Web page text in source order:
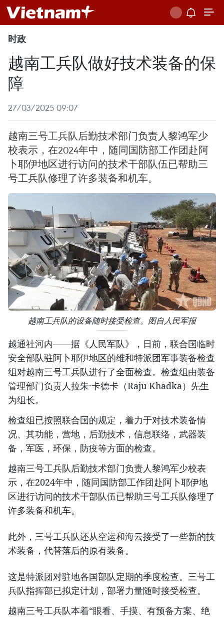
时政
越南工兵队做好技术装备的保
障
27/03/2025 09:07
越南三号工兵队后勤技术部门负责人黎鸿军少
校表示，在2024年中，随同国防部工作团赴阿
卜耶伊地区进行访问的技术干部队伍已帮助三
号工兵队修理了许多装备和机车。
越南工兵队的设备随时接受检查。图自人民军报
越通社河内——据《人民军队》，日前，联合国临时
安全部队驻阿卜耶伊地区的维和特派团军事装备检查
组对越南三号工兵队进行了全面检查。检查组由装备
管理部门负责人拉朱·卡德卡（Raju Khadka）先生
为组长。
检查组已按照联合国的规定，着力于对技术装备情
况、其功能，营地，后勤技术，信息联络，武器装
备，军医，环保，防疫等方面的检查。
越南三号工兵队后勤技术部门负责人黎鸿军少校表
示，在2024年中，随同国防部工作团赴阿卜耶伊地
区进行访问的技术干部队伍已帮助三号工兵队修理了
许多装备和机车。
此外，三号工兵队还从空运和海云接受了一些新的技
术装备，代替落后的原有装备。
这是特派团对驻地各国部队定期的季度检查。三号工
兵队指挥部已拟定计划，部署力量随时接受检查。
越南三号工兵队本着“眼看、手摸、有预备方案、绝